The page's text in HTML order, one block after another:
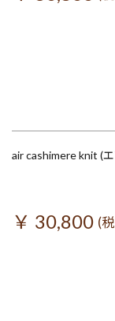
air cashimere knit (
￥ 30,800 (